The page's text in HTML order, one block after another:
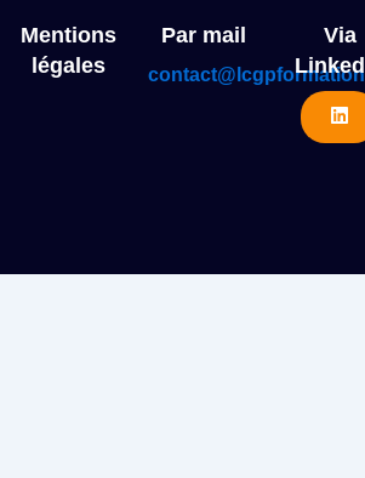
Mentions
légales
Par mail
Via